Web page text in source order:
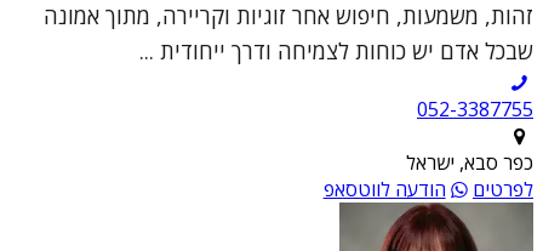
זהות, משמעות, חיפוש אחר זוגיות וקריירה, מתוך אמונה
שבכל אדם יש כוחות לצמיחה ודרך ייחודית ...
052-3387755
כפר סבא, ישראל
לפרטים
הודעה לווטסאפ